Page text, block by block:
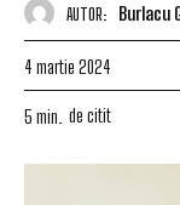
AUTOR: Burlacu
4 martie 2024
5 min. de citit